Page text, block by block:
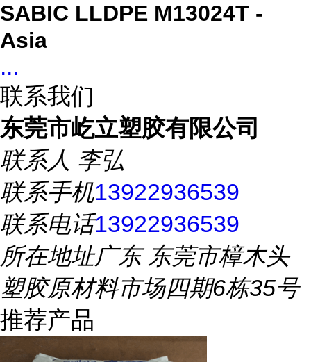
SABIC LLDPE M13024T -
Asia
...
联系我们
东莞市屹立塑胶有限公司
联系人 李弘
联系手机13922936539
联系电话13922936539
所在地址广东 东莞市樟木头
塑胶原材料市场四期6栋35号
推荐产品